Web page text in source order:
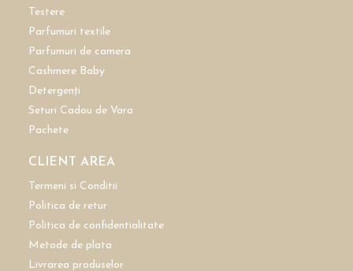
Testere
Parfumuri textile
Parfumuri de camera
Cashmere Baby
Detergenți
Seturi Cadou de Vara
Pachete
CLIENT AREA
Termeni si Conditii
Politica de retur
Politica de confidentialitate
Metode de plata
Livrarea produselor